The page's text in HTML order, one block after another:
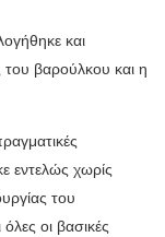
και
του βαρούλκου και η
εντελώς χωρίς
του
οι βασικές